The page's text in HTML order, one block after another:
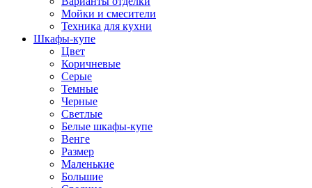
Мойки и смесители
Техника для кухни
Шкафы-купе
Цвет
Коричневые
Серые
Темные
Черные
Светлые
Белые шкафы-купе
Венге
Размер
Маленькие
Большие